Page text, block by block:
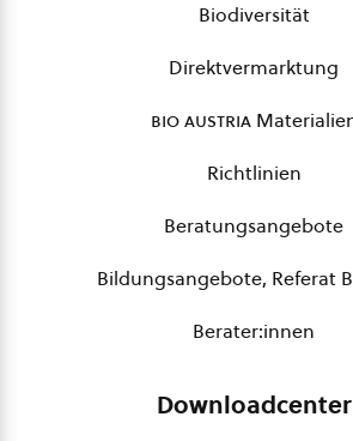
Biodiversität
Direktvermarktung
bio austria
Richtlinien
Beratungsangebote
Bildungsangebote, Referat
Berater:innen
Downloadcenter